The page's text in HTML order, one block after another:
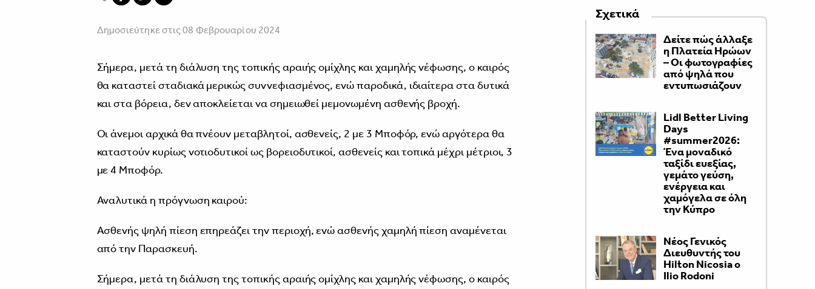
Δημοσιεύτηκε στις 08 Φεβρουαρίου 2024
Σήμερα, μετά τη διάλυση της τοπικής αραιής ομίχλης και χαμηλής νέφωσης, ο καιρός
θα καταστεί σταδιακά μερικώς συννεφιασμένος, ενώ παροδικά, ιδιαίτερα στα δυτικά
και στα βόρεια, δεν αποκλείεται να σημειωθεί μεμονωμένη ασθενής βροχή.
Οι άνεμοι αρχικά θα πνέουν μεταβλητοί, ασθενείς, 2 με 3 Μποφόρ, ενώ αργότερα θα
καταστούν κυρίως νοτιοδυτικοί ως βορειοδυτικοί, ασθενείς και τοπικά μέχρι μέτριοι, 3
με 4 Μποφόρ.
Αναλυτικά η πρόγνωση καιρού:
Ασθενής ψηλή πίεση επηρεάζει την περιοχή, ενώ ασθενής χαμηλή πίεση αναμένεται
από την Παρασκευή.
Σήμερα, μετά τη διάλυση της τοπικής αραιής ομίχλης και χαμηλής νέφωσης, ο καιρός
Σχετικά
Δείτε πώς άλλαξε
η Πλατεία Ηρώων
– Οι φωτογραφίες
από ψηλά που
εντυπωσιάζουν
Lidl Better Living
Days
#summer2026:
Ένα μοναδικό
ταξίδι ευεξίας,
γεμάτο γεύση,
ενέργεια και
χαμόγελα σε όλη
την Κύπρο
Νέος Γενικός
Διευθυντής του
Hilton Nicosia ο
Ilio Rodoni